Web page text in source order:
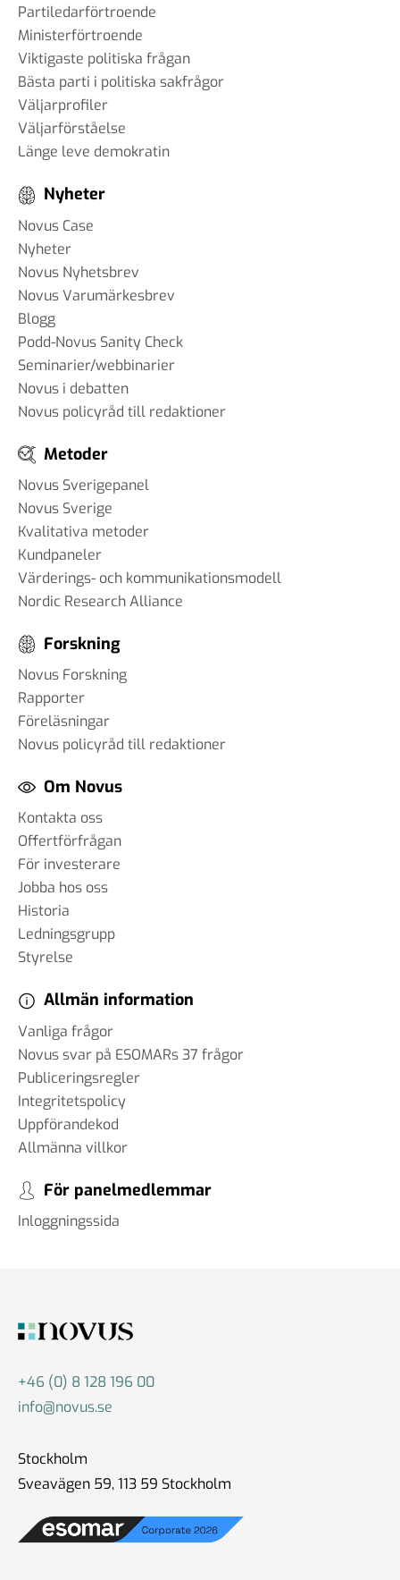
Partiledarförtroende
Ministerförtroende
Viktigaste politiska frågan
Bästa parti i politiska sakfrågor
Väljarprofiler
Väljarförståelse
Länge leve demokratin
Nyheter
Novus Case
Nyheter
Novus Nyhetsbrev
Novus Varumärkesbrev
Blogg
Podd-Novus Sanity Check
Seminarier/webbinarier
Novus i debatten
Novus policyråd till redaktioner
Metoder
Novus Sverigepanel
Novus Sverige
Kvalitativa metoder
Kundpaneler
Värderings- och kommunikationsmodell
Nordic Research Alliance
Forskning
Novus Forskning
Rapporter
Föreläsningar
Novus policyråd till redaktioner
Om Novus
Kontakta oss
Offertförfrågan
För investerare
Jobba hos oss
Historia
Ledningsgrupp
Styrelse
Allmän information
Vanliga frågor
Novus svar på ESOMARs 37 frågor
Publiceringsregler
Integritetspolicy
Uppförandekod
Allmänna villkor
För panelmedlemmar
Inloggningssida
+46 (0) 8 128 196 00
info@novus.se
Stockholm
Sveavägen 59, 113 59 Stockholm